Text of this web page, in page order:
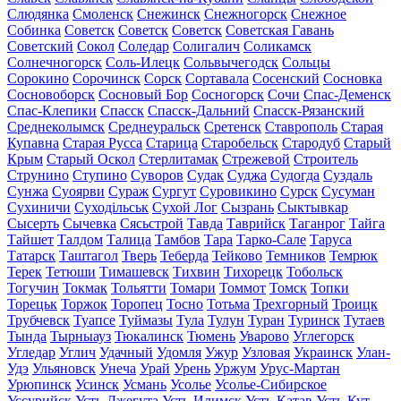
Слюдянка Смоленск Снежинск Снежногорск Снежное
Собинка Советск Советск Советск Советская Гавань
Советский Сокол Соледар Солигалич Соликамск
Солнечногорск Соль-Илецк Сольвычегодск Сольцы
Сорокино Сорочинск Сорск Сортавала Сосенский Сосновка
Сосновоборск Сосновый Бор Сосногорск Сочи Спас-Деменск
Спас-Клепики Спасск Спасск-Дальний Спасск-Рязанский
Среднеколымск Среднеуральск Сретенск Ставрополь Старая
Купавна Старая Русса Старица Старобельск Стародуб Старый
Крым Старый Оскол Стерлитамак Стрежевой Строитель
Струнино Ступино Суворов Судак Суджа Судогда Суздаль
Сунжа Суоярви Сураж Сургут Суровикино Сурск Сусуман
Сухиничи Суходільськ Сухой Лог Сызрань Сыктывкар
Сысерть Сычевка Сясьстрой Тавда Таврийск Таганрог Тайга
Тайшет Талдом Талица Тамбов Тара Тарко-Сале Таруса
Татарск Таштагол Тверь Теберда Тейково Темников Темрюк
Терек Тетюши Тимашевск Тихвин Тихорецк Тобольск
Тогучин Токмак Тольятти Томари Томмот Томск Топки
Торецьк Торжок Торопец Тосно Тотьма Трехгорный Троицк
Трубчевск Туапсе Туймазы Тула Тулун Туран Туринск Тутаев
Тында Тырныауз Тюкалинск Тюмень Уварово Углегорск
Угледар Углич Удачный Удомля Ужур Узловая Украинск Улан-
Удэ Ульяновск Унеча Урай Урень Уржум Урус-Мартан
Урюпинск Усинск Усмань Усолье Усолье-Сибирское